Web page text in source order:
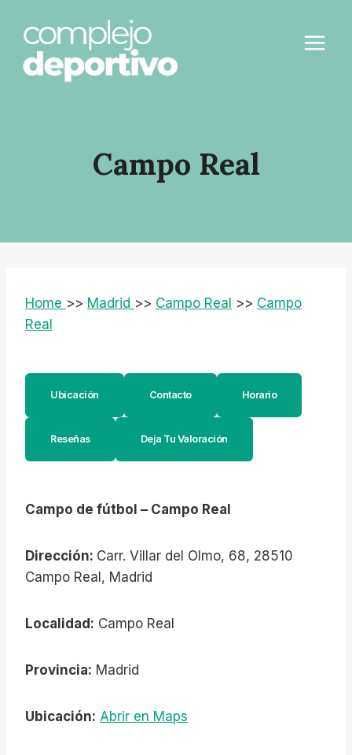
contenido
Campo Real
Home >> Madrid >> Campo Real >> Campo
Real
Ubicación Contacto Horario
Reseñas Deja Tu Valoración
Campo de fútbol – Campo Real
Dirección: Carr. Villar del Olmo, 68, 28510
Campo Real, Madrid
Localidad: Campo Real
Provincia: Madrid
Ubicación: Abrir en Maps